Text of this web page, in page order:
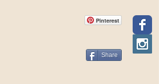
Pinterest
Share